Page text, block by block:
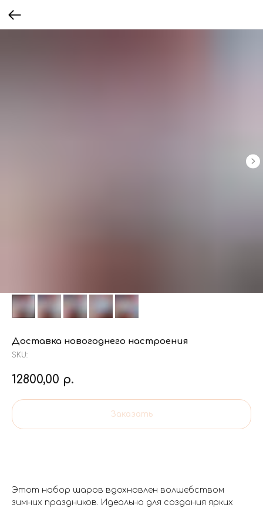
Доставка новогоднего настроения
SKU:
12800,00 р.
Заказать
Этот набор шаров вдохновлен волшебством
зимних праздников. Идеально для создания ярких